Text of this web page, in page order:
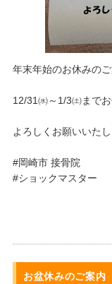
年末年始のお休みのご
12/31㈬～1/3㈯まで
よろしくお願いいたし
#岡崎市 接骨院
#ショックマスター
お盆休みのご案内